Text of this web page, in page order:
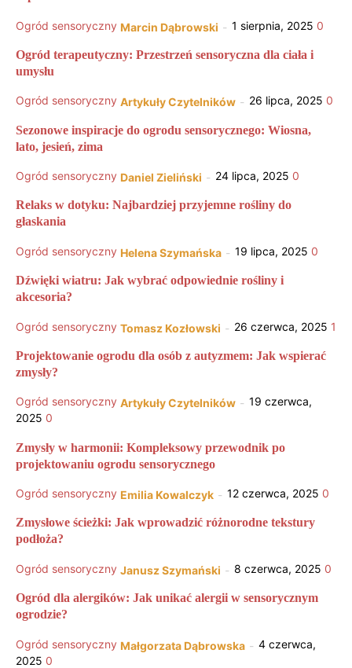
Ogród sensoryczny Marcin Dąbrowski - 1 sierpnia, 2025 0
Ogród terapeutyczny: Przestrzeń sensoryczna dla ciała i
umysłu
Ogród sensoryczny Artykuły Czytelników - 26 lipca, 2025 0
Sezonowe inspiracje do ogrodu sensorycznego: Wiosna,
lato, jesień, zima
Ogród sensoryczny Daniel Zieliński - 24 lipca, 2025 0
Relaks w dotyku: Najbardziej przyjemne rośliny do
głaskania
Ogród sensoryczny Helena Szymańska - 19 lipca, 2025 0
Dźwięki wiatru: Jak wybrać odpowiednie rośliny i
akcesoria?
Ogród sensoryczny Tomasz Kozłowski - 26 czerwca, 2025 1
Projektowanie ogrodu dla osób z autyzmem: Jak wspierać
zmysły?
Ogród sensoryczny Artykuły Czytelników - 19 czerwca,
2025 0
Zmysły w harmonii: Kompleksowy przewodnik po
projektowaniu ogrodu sensorycznego
Ogród sensoryczny Emilia Kowalczyk - 12 czerwca, 2025 0
Zmysłowe ścieżki: Jak wprowadzić różnorodne tekstury
podłoża?
Ogród sensoryczny Janusz Szymański - 8 czerwca, 2025 0
Ogród dla alergików: Jak unikać alergii w sensorycznym
ogrodzie?
Ogród sensoryczny Małgorzata Dąbrowska - 4 czerwca,
2025 0